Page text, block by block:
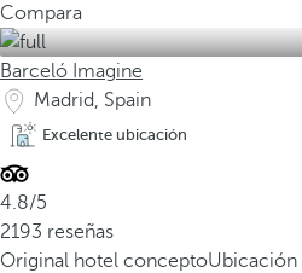
Compara
Barceló Imagine
Madrid, Spain
Excelente ubicación
4.8/5
2193 reseñas
Original hotel conceptoUbicación